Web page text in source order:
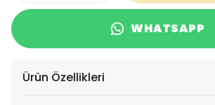
WHATSAPP
Ürün Özellikleri